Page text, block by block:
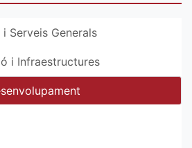
Serveis Generals
i Infraestructures